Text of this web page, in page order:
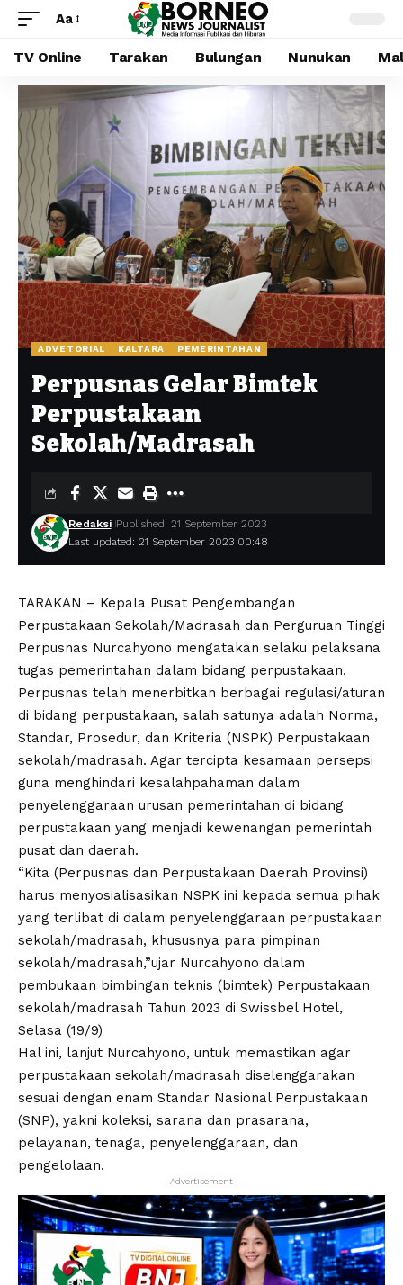
Aa
TV Online Tarakan Bulungan Nunukan
ADVETORIAL KALTARA PEMERINTAHAN
Perpusnas Gelar Bimtek
Perpustakaan
Sekolah/Madrasah
Last updated: 21 September 2023 00:48
Redaksi Published: 21 September 2023
TARAKAN – Kepala Pusat Pengembangan
Perpustakaan Sekolah/Madrasah dan Perguruan Tinggi
Perpusnas Nurcahyono mengatakan selaku pelaksana
tugas pemerintahan dalam bidang perpustakaan.
Perpusnas telah menerbitkan berbagai regulasi/aturan
di bidang perpustakaan, salah satunya adalah Norma,
Standar, Prosedur, dan Kriteria (NSPK) Perpustakaan
sekolah/madrasah. Agar tercipta kesamaan persepsi
guna menghindari kesalahpahaman dalam
penyelenggaraan urusan pemerintahan di bidang
perpustakaan yang menjadi kewenangan pemerintah
pusat dan daerah.
“Kita (Perpusnas dan Perpustakaan Daerah Provinsi)
harus menyosialisasikan NSPK ini kepada semua pihak
yang terlibat di dalam penyelenggaraan perpustakaan
sekolah/madrasah, khususnya para pimpinan
sekolah/madrasah,”ujar Nurcahyono dalam
pembukaan bimbingan teknis (bimtek) Perpustakaan
sekolah/madrasah Tahun 2023 di Swissbel Hotel,
Selasa (19/9)
Hal ini, lanjut Nurcahyono, untuk memastikan agar
perpustakaan sekolah/madrasah diselenggarakan
sesuai dengan enam Standar Nasional Perpustakaan
(SNP), yakni koleksi, sarana dan prasarana,
pelayanan, tenaga, penyelenggaraan, dan
pengelolaan.
- Advertisement -